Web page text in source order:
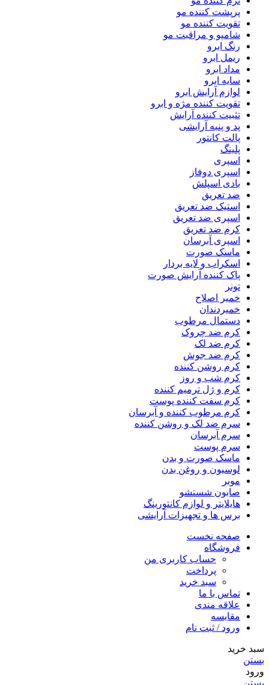
پرپشت کننده مو
تقویت کننده مو
شامپو و مراقبت مو
رنگ ابرو
ریمل ابرو
مداد ابرو
سایه ابرو
لوازم آرایش ابرو
تقویت کننده مژه و ابرو
تثبیت کننده آرایش
پد و پنبه آرایشی
پالت کانتور
پلینگ
اسپری
اسپری دوفاز
بادی اسپلش
ضد تعریق
استیک ضد تعریق
اسپری ضد تعریق
کرم ضد تعریق
اسپری آبرسان
ماسک صورت
اسکراب و لایه بردار
پاک کننده آرایش صورت
تونر
خمیر اصلاح
خمیردندان
دستمال مرطوب
کرم ضد چروک
کرم ضد لک
کرم ضد جوش
کرم روشن کننده
کرم شب و روز
کرم و ژل ترمیم کننده
کرم سفت کننده پوست
کرم مرطوب کننده و آبرسان
سرم ضد لک و روشن کننده
سرم آبرسان
سرم پوست
ماسک صورت و بدن
لوسیون و روغن بدن
موبر
صابون شستشو
هایلایتر و لوازم کانتورینگ
برس ها و تجهیزات آرایشی
صفحه نخست
فروشگاه
حساب کاربری من
پرداخت
سبد خرید
تماس با ما
علاقه مندی
مقایسه
ورود / ثبت نام
سبد خرید
بستن
ورود